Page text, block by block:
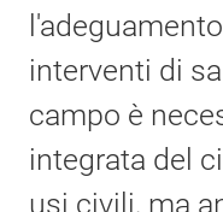
interventi di
campo è
integrata del
usi civili, ma